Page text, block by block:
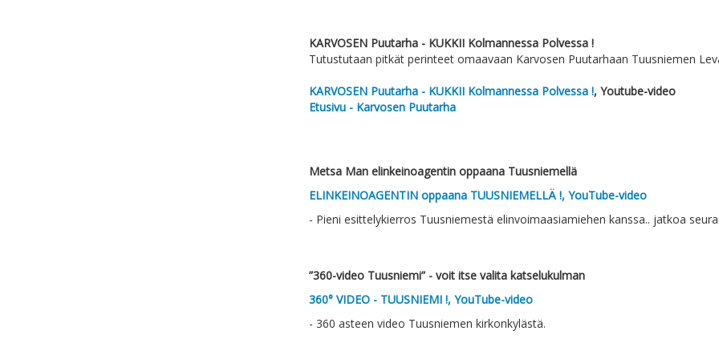
KARVOSEN Puutarha - KUKKII Kolmannessa Polvessa !
Tutustutaan pitkät perinteet omaavaan Karvosen Puutarhaan Tuusniemen
KARVOSEN Puutarha - KUKKII Kolmannessa Polvessa !, Youtube-video
Etusivu - Karvosen Puutarha
Metsa Man elinkeinoagentin oppaana Tuusniemellä
ELINKEINOAGENTIN oppaana TUUSNIEMELLÄ !, YouTube-video
- Pieni esittelykierros Tuusniemestä elinvoimaasiamiehen kanssa.. jatkoa
”360-video Tuusniemi” - voit itse valita katselukulman
360° VIDEO - TUUSNIEMI !, YouTube-video
- 360 asteen video Tuusniemen kirkonkylästä.